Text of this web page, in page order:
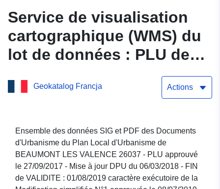
Service de visualisation
cartographique (WMS) du
lot de données : PLU de
BEAUMONT LES VALENCE
26037 - Mise à jour DPU
VALIDITE : 01/08/2019
caractère exécutoire de la
Modification simplifiée N°1
approuvée le 08/07/2019
Geokatalog Francja Actions
Ensemble des données SIG et PDF des Documents
d'Urbanisme du Plan Local d'Urbanisme de
BEAUMONT LES VALENCE 26037 - PLU approuvé
le 27/09/2017 - Mise à jour DPU du 06/03/2018 - FIN
de VALIDITE : 01/08/2019 caractère exécutoire de la